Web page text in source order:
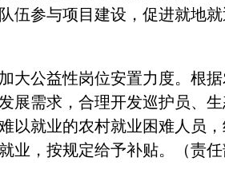
伍参与项目建设，促进就地
公益性岗位安置力度。根据
展需求，合理开发巡护员、
以就业的农村就业困难人员
业，按规定给予补贴。（责